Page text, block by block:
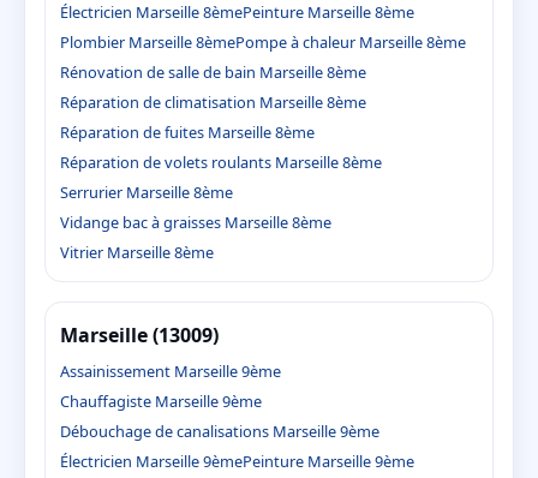
Électricien Marseille 8èmePeinture Marseille 8ème
Plombier Marseille 8èmePompe à chaleur Marseille 8ème
Rénovation de salle de bain Marseille 8ème
Réparation de climatisation Marseille 8ème
Réparation de fuites Marseille 8ème
Réparation de volets roulants Marseille 8ème
Serrurier Marseille 8ème
Vidange bac à graisses Marseille 8ème
Vitrier Marseille 8ème
Marseille (13009)
Assainissement Marseille 9ème
Chauffagiste Marseille 9ème
Débouchage de canalisations Marseille 9ème
Électricien Marseille 9èmePeinture Marseille 9ème